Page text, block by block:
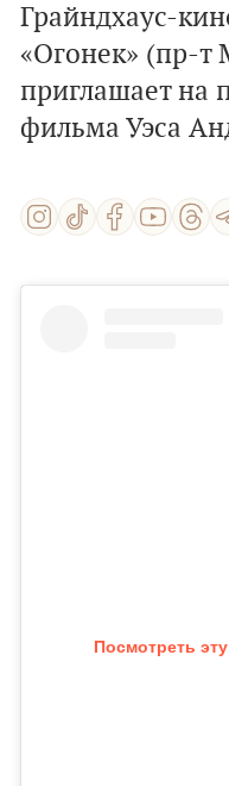
Грайндхаус-
«Огонек» (пр-т
приглашает на
фильма Уэса
Посмотреть